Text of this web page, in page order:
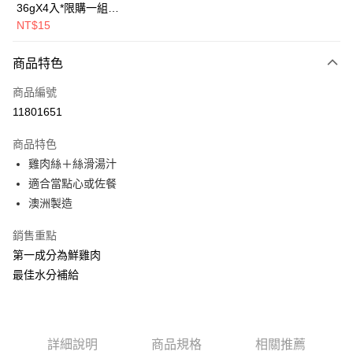
Google Pay
AFTEE先享後付
相關說明
【關於「AFTEE先享後付」】
便利好安心！
１．簡單：不需註冊會員、不需綁卡、不需儲值。
２．便利：只要手機號碼，簡訊認證，即可結帳。
３．安心：先確認商品／服務後，再付款。
【「AFTEE先享後付」結帳流程】
結帳頁面，進行簡訊認證並確認金額後，即可完成結帳。
２．訂單成立數日內，您將收到繳費通知簡訊。
３．收到繳費通知簡訊後14天內，點擊此簡訊中的連結，可透過四大超商／
ATM／網路銀行／等多元方式進行付款，方視為交易完成。
是否繳費成功／繳費後需取消欲退款等相關疑問，請聯繫「AFTEE先享後付
ATM付款
運送方式
全家取貨付款
每筆NT$80，滿NT$2,000(含以上)免運費
付款後全家取貨
每筆NT$80，滿NT$2,000(含以上)免運費
付款後7-11取貨
36gX4入*限購一組｜
鱈+鮭+牛+羊（效期
NT$15
商品特色
商品編號
11801651
商品特色
雞肉絲＋絲滑湯汁
適合當點心或佐餐
澳洲製造
銷售重點
第一成分為鮮雞肉
最佳水分補給
詳細說明 商品規格 相關推薦